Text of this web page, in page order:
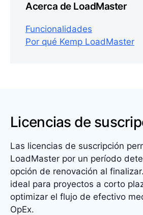
Acerca de LoadMaster
Funcionalidades
Por qué Kemp LoadMaster
Licencias de
Las licencias de suscripción
LoadMaster por un período
opción de renovación al
ideal para proyectos a corto
optimizar el flujo de efectivo
OpEx.